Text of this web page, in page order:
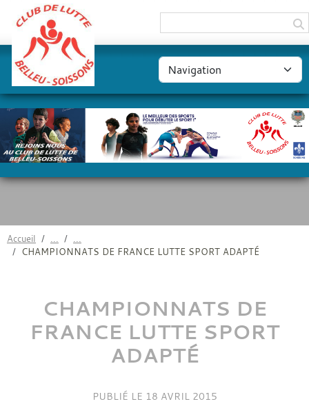
Accueil
CHAMPIONNATS DE FRANCE LUTTE SPORT ADAPTÉ
CHAMPIONNATS DE
FRANCE LUTTE SPORT
ADAPTÉ
PUBLIÉ LE 18 AVRIL 2015
Panneau de gestion des cookies